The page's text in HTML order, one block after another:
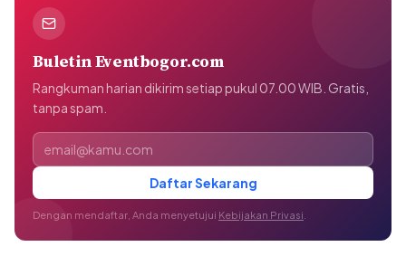
Buletin Eventbogor.com
Rangkuman harian dikirim setiap pukul 07.00 WIB. Gratis,
tanpa spam.
Alamat email
Daftar Sekarang
Dengan mendaftar, Anda menyetujui Kebijakan Privasi